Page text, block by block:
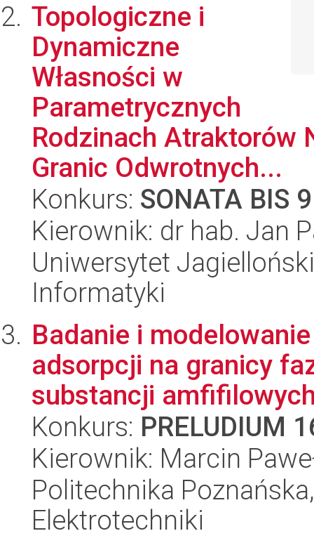
Topologiczne i
Dynamiczne
Własności w
Parametrycznych
Rodzinach Atraktorów
Granic Odwrotnych...
Konkurs: SONATA BIS 9
Kierownik: dr hab. Jan
Uniwersytet
Informatyki
Badanie i
adsorpcji na granicy
substancji
Konkurs: PRELUDIUM
Kierownik: Marcin
Politechnika
Elektrotechniki